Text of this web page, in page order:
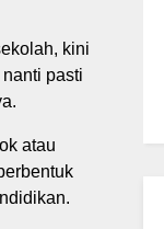
kini
pasti
atau